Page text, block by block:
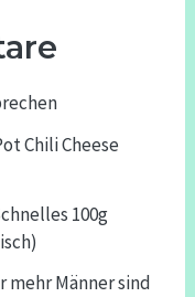
Chili Cheese
100g
mehr Männer sind